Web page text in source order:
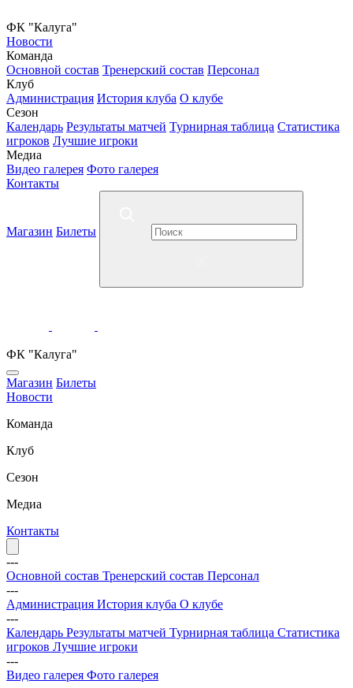
ФК "Калуга"
Новости
Команда
Основной состав Тренерский состав Персонал
Клуб
Администрация История клуба О клубе
Сезон
Календарь Результаты матчей Турнирная таблица Статистика
игроков Лучшие игроки
Медиа
Видео галерея Фото галерея
Контакты
Магазин Билеты
ФК "Калуга"
Магазин Билеты
Новости
Команда
Клуб
Сезон
Медиа
Контакты
---
Основной состав Тренерский состав Персонал
---
Администрация История клуба О клубе
---
Календарь Результаты матчей Турнирная таблица Статистика
игроков Лучшие игроки
---
Видео галерея Фото галерея